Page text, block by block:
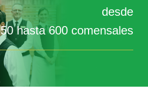
desde
50 hasta 600 comensales